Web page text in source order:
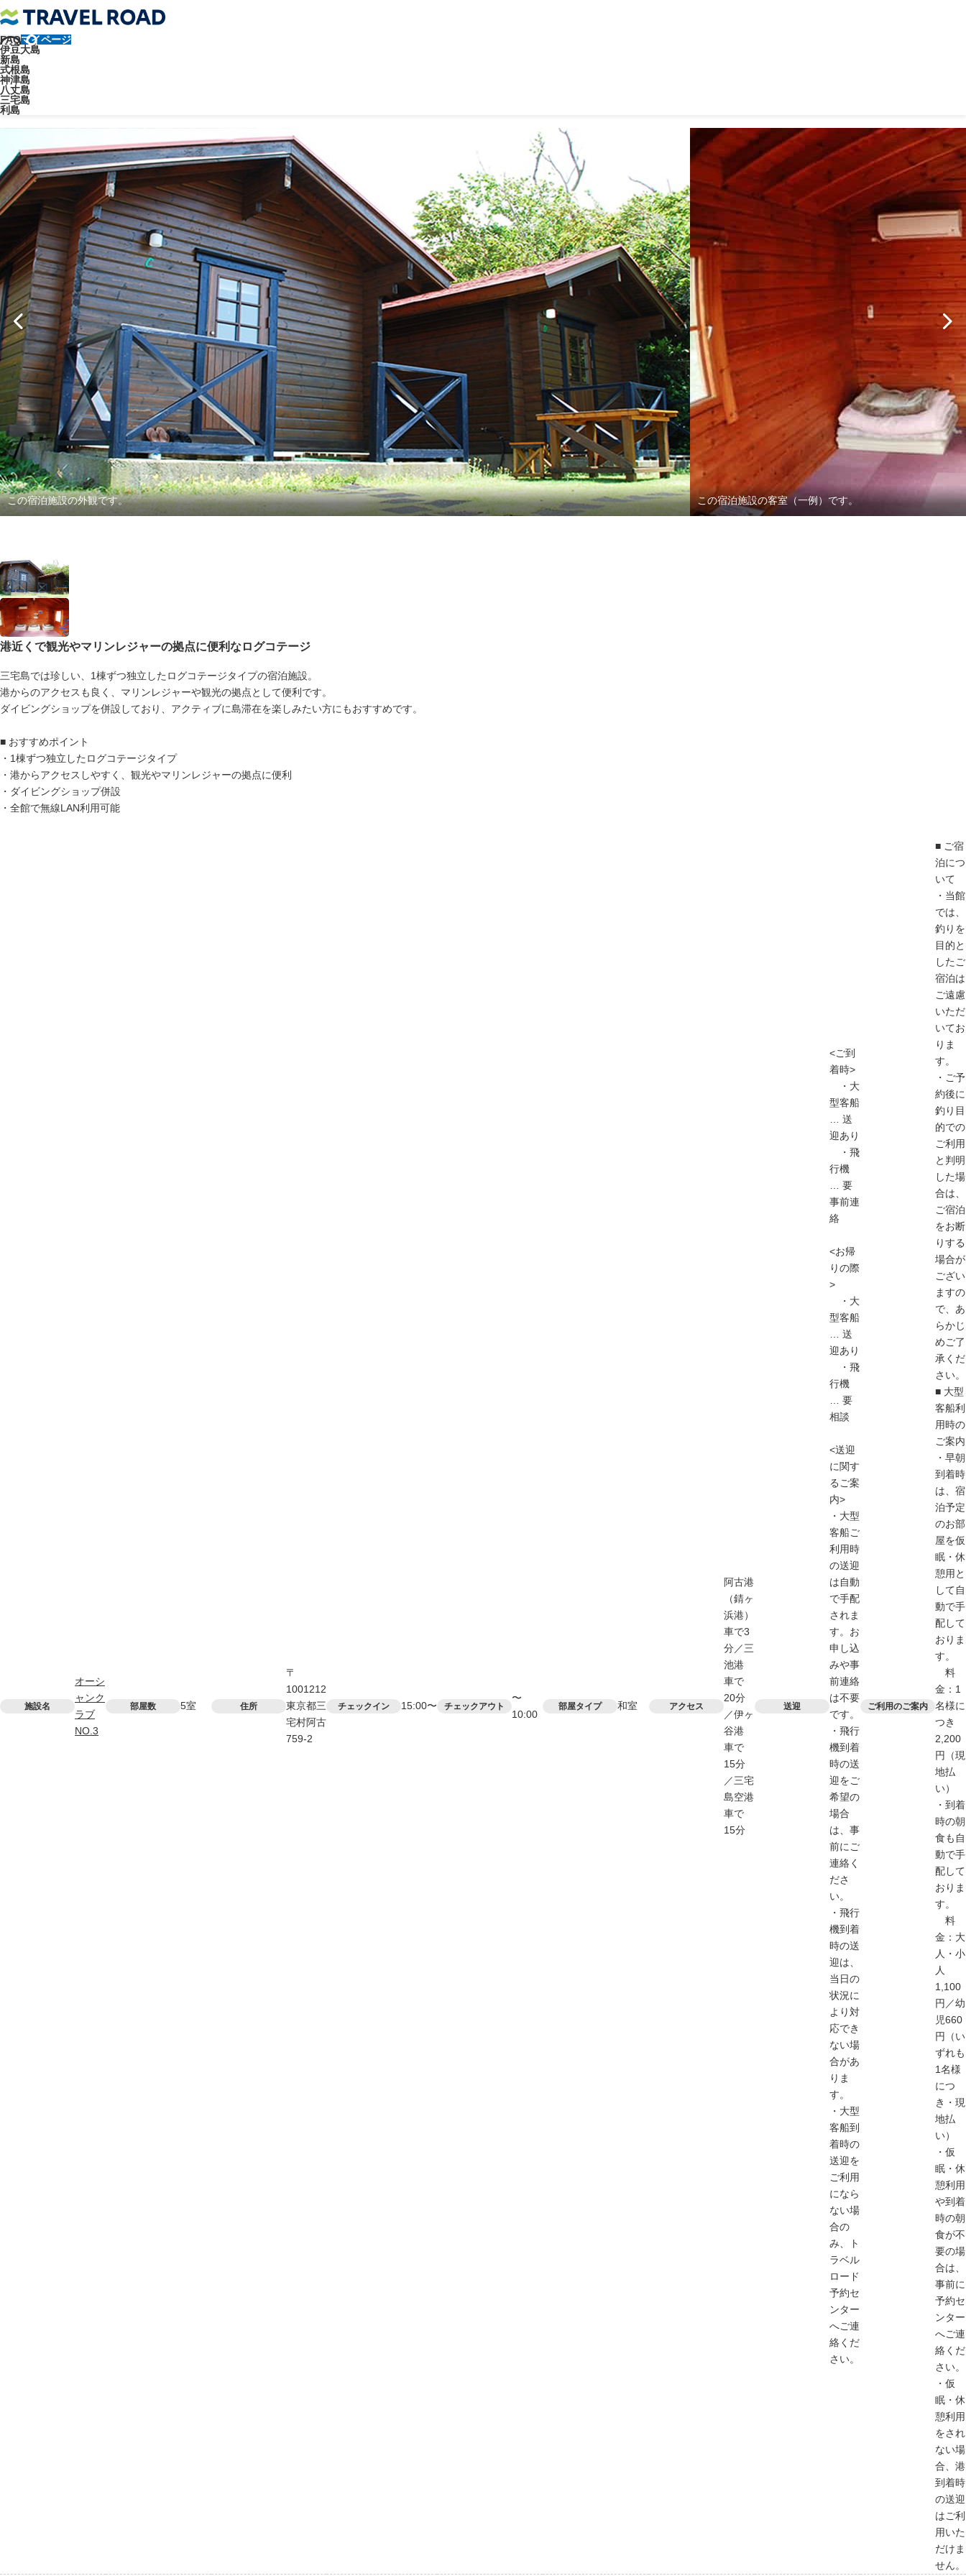
FAQマイページ
伊豆大島
新島
式根島
神津島
八丈島
三宅島
利島
トラベルロード
ペンション
オーシャンクラブNO.3
この宿泊施設の外観です。 この宿泊施設の客室（一例）です。
港近くで観光やマリンレジャーの拠点に便利なログコテージ
三宅島では珍しい、1棟ずつ独立したログコテージタイプの宿泊施設。
港からのアクセスも良く、マリンレジャーや観光の拠点として便利です。
ダイビングショップを併設しており、アクティブに島滞在を楽しみたい方にもおすすめです。
■ おすすめポイント
・1棟ずつ独立したログコテージタイプ
・港からアクセスしやすく、観光やマリンレジャーの拠点に便利
・ダイビングショップ併設
・全館で無線LAN利用可能
施設名
オーシ
ャンク
ラブ
NO.3
部屋数 5室 住所
〒
1001212
東京都三
宅村阿古
759-2
チェックイン 15:00〜 チェックアウト
〜
10:00
部屋タイプ 和室 アクセス
阿古港
（錆ヶ
浜港）
車で3
分／三
池港
車で
20分
／伊ヶ
谷港
車で
15分
／三宅
島空港
車で
15分
送迎
<ご到
着時>
・大
型客船
… 送
迎あり
・飛
行機
… 要
事前連
絡
<お帰
りの際
>
・大
型客船
… 送
迎あり
・飛
行機
… 要
相談
<送迎
に関す
るご案
内>
・大型
客船ご
利用時
の送迎
は自動
で手配
されま
す。お
申し込
みや事
前連絡
は不要
です。
・飛行
機到着
時の送
迎をご
希望の
場合
は、事
前にご
連絡く
ださ
い。
・飛行
機到着
時の送
迎は、
当日の
状況に
より対
応でき
ない場
合があ
りま
す。
・大型
客船到
着時の
送迎を
ご利用
になら
ない場
合の
み、ト
ラベル
ロード
予約セ
ンター
へご連
絡くだ
さい。
ご利用のご案内
■ ご宿
泊につ
いて
・当館
では、
釣りを
目的と
したご
宿泊は
ご遠慮
いただ
いてお
りま
す。
・ご予
約後に
釣り目
的での
ご利用
と判明
した場
合は、
ご宿泊
をお断
りする
場合が
ござい
ますの
で、あ
らかじ
めご了
承くだ
さい。
■ 大型
客船利
用時の
ご案内
・早朝
到着時
は、宿
泊予定
のお部
屋を仮
眠・休
憩用と
して自
動で手
配して
おりま
す。
料
金：1
名様に
つき
2,200
円（現
地払
い）
・到着
時の朝
食も自
動で手
配して
おりま
す。
料
金：大
人・小
人
1,100
円／幼
児660
円（い
ずれも
1名様
につ
き・現
地払
い）
・仮
眠・休
憩利用
や到着
時の朝
食が不
要の場
合は、
事前に
予約セ
ンター
へご連
絡くだ
さい。
・仮
眠・休
憩利用
をされ
ない場
合、港
到着時
の送迎
はご利
用いた
だけま
せん。